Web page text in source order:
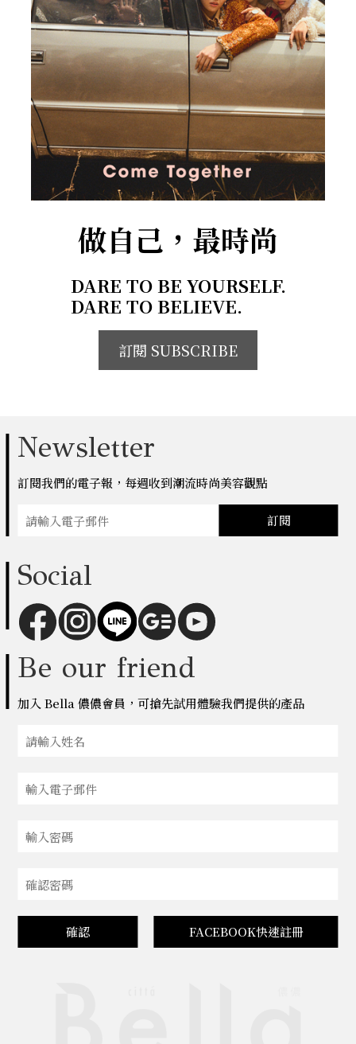
做自己，最時尚
DARE TO BE YOURSELF.
DARE TO BELIEVE.
訂閱 SUBSCRIBE
Newsletter
訂閱我們的電子報，每週收到潮流時尚美容觀點
訂閱
Social
Be our friend
加入 Bella 儂儂會員，可搶先試用體驗我們提供的產品
確認 FACEBOOK快速註冊